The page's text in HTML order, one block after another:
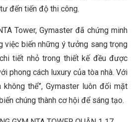
đến tiến độ thi công.
Tower, Gymaster đã chứng minh
việc biến những ý tưởng sang trọng
tiết nhỏ trong thiết kế đều được
phong cách luxury của tòa nhà. Với
không thể”, Gymaster luôn đối mặt
chúng thành cơ hội để sáng tạo.